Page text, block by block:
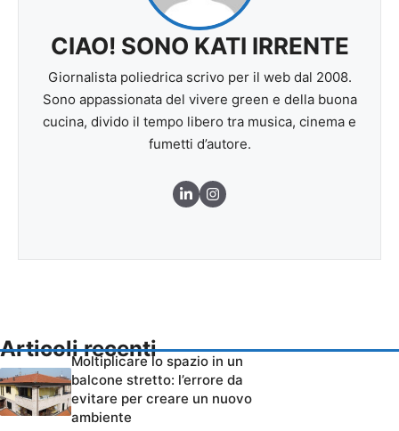
CIAO! SONO KATI IRRENTE
Giornalista poliedrica scrivo per il web dal 2008.
Sono appassionata del vivere green e della buona
cucina, divido il tempo libero tra musica, cinema e
fumetti d’autore.
Articoli recenti
Moltiplicare lo spazio in un
balcone stretto: l’errore da
evitare per creare un nuovo
ambiente